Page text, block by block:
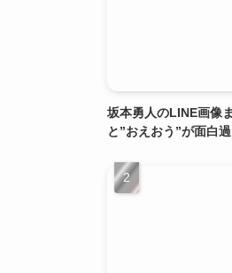
坂本勇人のLINE画像
と”おえおう”が面白